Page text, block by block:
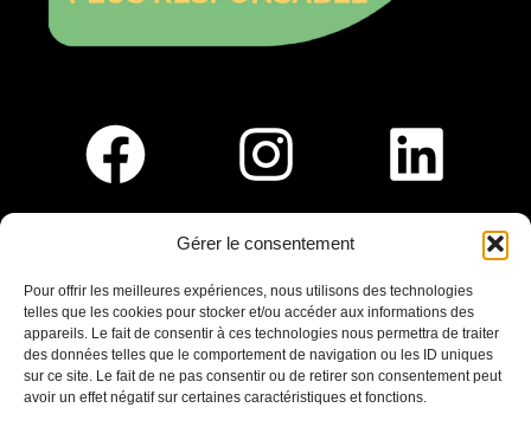
Gérer le consentement
Pour offrir les meilleures expériences, nous utilisons des technologies
telles que les cookies pour stocker et/ou accéder aux informations des
appareils. Le fait de consentir à ces technologies nous permettra de traiter
des données telles que le comportement de navigation ou les ID uniques
sur ce site. Le fait de ne pas consentir ou de retirer son consentement peut
avoir un effet négatif sur certaines caractéristiques et fonctions.
Saint-Germain-En-Laye
Ligne R2-Nord
Tramway T13
20mins à pied du RER A